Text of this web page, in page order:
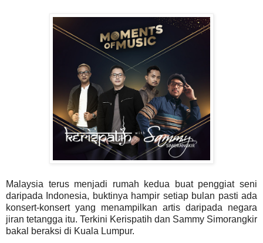
Malaysia terus menjadi rumah kedua buat penggiat seni
daripada Indonesia, buktinya hampir setiap bulan pasti ada
konsert-konsert yang menampilkan artis daripada negara
jiran tetangga itu. Terkini Kerispatih dan Sammy Simorangkir
bakal beraksi di Kuala Lumpur.